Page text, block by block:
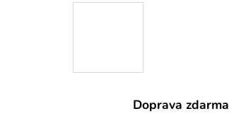
Doprava zdarma